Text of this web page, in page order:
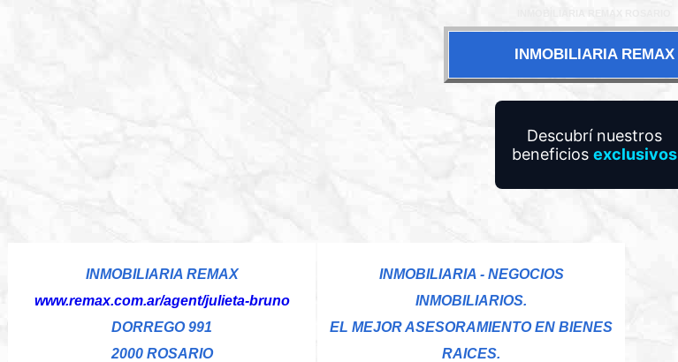
INMOBILIARIA REMAX
Descubrí nuestros
beneficios exclusivos
INMOBILIARIA REMAX
www.remax.com.ar/agent/julieta-bruno
DORREGO 991
2000 ROSARIO
INMOBILIARIA - NEGOCIOS
INMOBILIARIOS.
EL MEJOR ASESORAMIENTO EN BIENES
RAICES.